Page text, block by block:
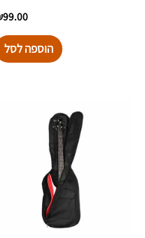
99.00
הוספה לסל